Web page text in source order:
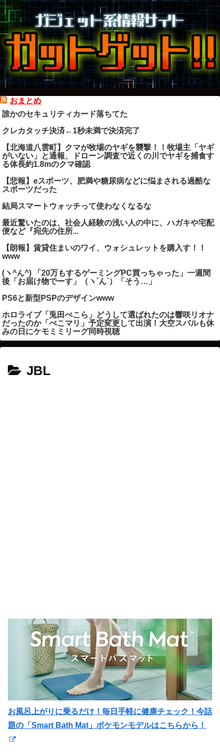
おまとめ
誰かのセキュリティカード落ちてた
クレカタッチ決済←1秒未満で決済完了
【北海道八雲町】クマが牧場のヤギを襲撃！！牧場主「ヤギ
がいない」と通報、ドローン調査で近くの川でヤギを捕食す
る体長約1.8mのクマ確認
【悲報】eスポーツ、肥満や糖尿病などに悩まされる過酷な
スポーツだった
結局スマートウォッチって使わなくなるな
最近驚いたのは、社会人経験の浅い人の中に、ハガキや宅配
便など『宛先の住所...
【朗報】賃貸住まいのワイ、ウォシュレットを購入す！！
www
(ヽ^ん^) 「20万もするゲーミングPC買っちゃった」一週間
後「お届け物でーす」（ヽ´ん`）「そう…」
PS6と新型PSPのデザインwww
ホロライブ「兎田ぺこら」どうして選ばれたのは響咲リオナ
だったのか「ぺこマリ」予定変更して出演！大空スバルも休
みの日にケモミミリーグ同時視聴
JBL
お風呂上がりに乗るだけ！毎日手軽に健康チェック！今話
題の「Smart Bath Mat」ポケモンモデルはこちらから！